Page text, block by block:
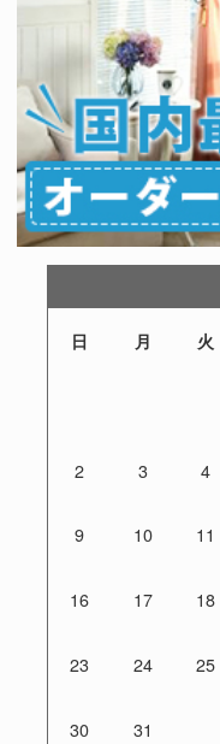
日 月 火
2 3 4
9 10 11
16 17 18
23 24 25
30 31